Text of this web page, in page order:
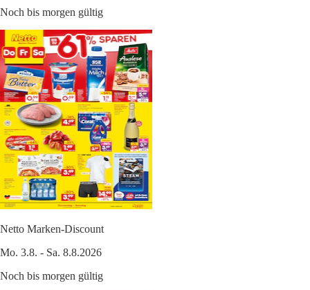
Noch bis morgen gültig
Netto Marken-Discount
Mo. 3.8. - Sa. 8.8.2026
Noch bis morgen gültig